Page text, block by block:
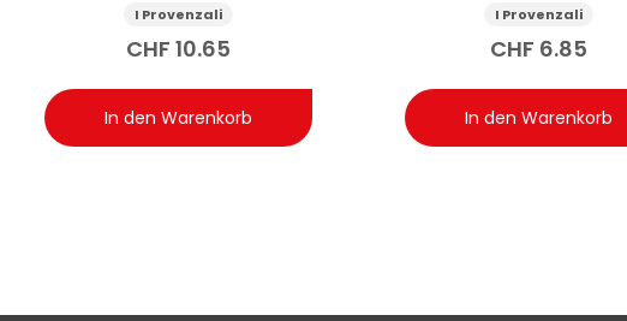
I Provenzali
CHF 10.65
In den Warenkorb
I Provenzali
CHF 6.85
In den Warenkorb